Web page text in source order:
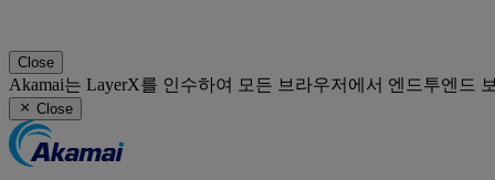
Close
Akamai는 LayerX를 인수하여 모든 브라우저에서 엔드투엔드
Close